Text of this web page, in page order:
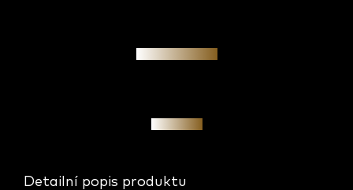
Detailní popis produktu